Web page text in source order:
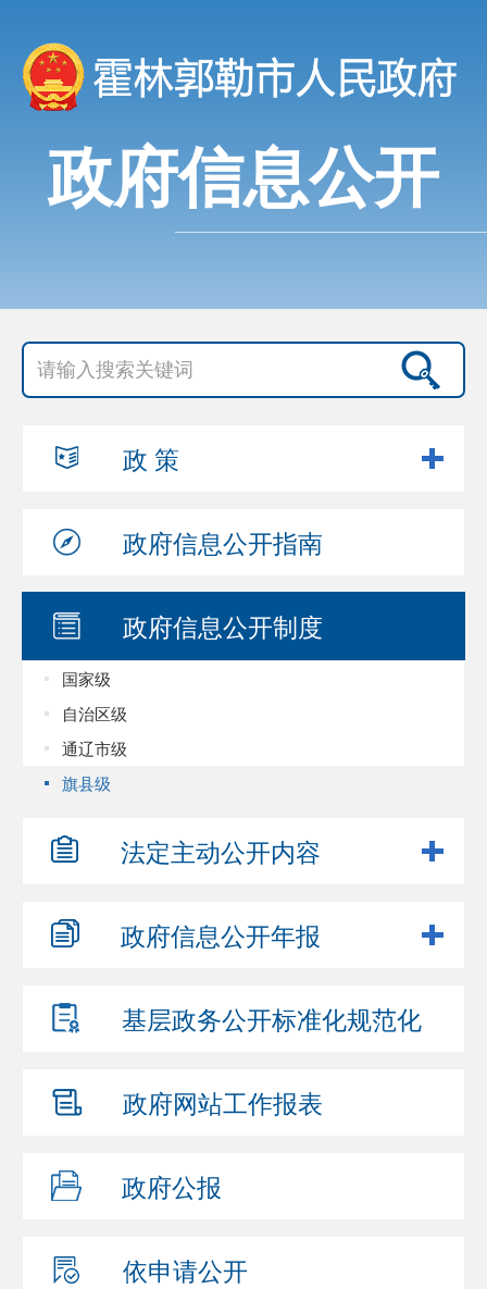
政府信息公开
政 策
政府信息公开指南
政府信息公开制度
国家级
自治区级
通辽市级
旗县级
法定主动公开内容
政府信息公开年报
基层政务公开标准化规范化
政府网站工作报表
政府公报
依申请公开